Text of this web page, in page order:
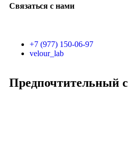
Связаться с нами
+7 (977) 150-06-97
velour_lab
Предпочтительный